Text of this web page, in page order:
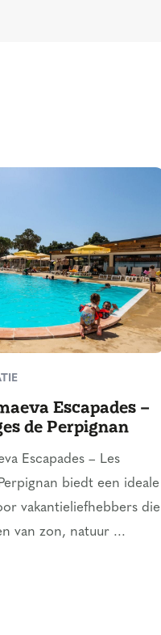
Escapades –
de Perpignan
Escapades – Les
biedt een ideale
vakantieliefhebbers die
van zon, natuur ...